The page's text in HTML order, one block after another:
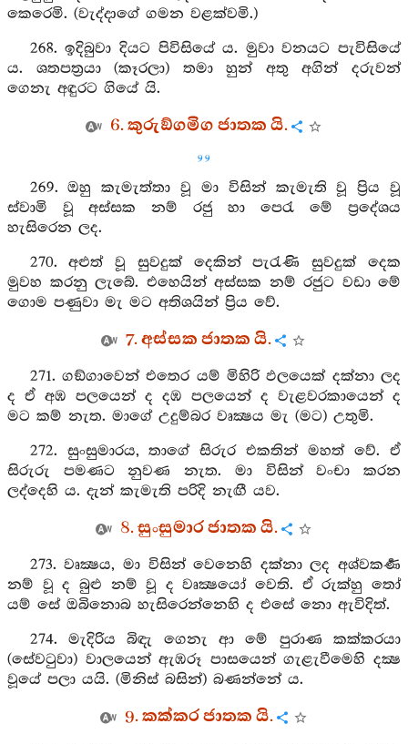
කෙරෙමි. (වැද්දාගේ ගමන වළක්වමි.)
268. ඉදිබුවා දියට පිවිසියේ ය. මුවා වනයට පැවිසියේ
ය. ශතපත්‍රයා (කෑරලා) තමා හුන් අතු අගින් දරුවන්
ගෙනැ අඳුරට ගියේ යි.
6. කුරුඞ්ගමිග ජාතක යි.
99
269. ඔහු කැමැත්තා වූ මා විසින් කැමැති වූ ප්‍රිය වූ
ස්වාමි වූ අස්සක නම් රජු හා පෙරැ මේ ප්‍රදේශය
හැසිරෙන ලද.
270. අළුත් වූ සුවදුක් දෙකින් පැරැණි සුවදුක් දෙක
මුවහ කරනු ලැබේ. එහෙයින් අස්සක නම් රජුට වඩා මේ
ගොම පණුවා මැ මට අතිශයින් ප්‍රිය වේ.
7. අස්සක ජාතක යි.
271. ගඞ්ගාවෙන් එතෙර යම් මිහිරි ඵලයෙක් දක්නා ලද
ද ඒ අඹ පලයෙන් ද දඹ පලයෙන් ද වැළවරකායෙන් ද
මට කම් නැත. මාගේ උදුම්බර වෘක්‍ෂය මැ (මට) උතුමි.
272. සුංසුමාරය, තාගේ සිරුර එකතින් මහත් වේ. ඒ
සිරුරු පමණට නුවණ නැත. මා විසින් වංචා කරන
ලද්දෙහි ය. දැන් කැමැති පරිදි නැඟී යව.
8. සුංසුමාර ජාතක යි.
273. වෘක්‍ෂය, මා විසින් වෙනෙහි දක්නා ලද අශ්වකර්‍ණ
නම් වූ ද බුළු නම් වූ ද වෘක්‍ෂයෝ වෙති. ඒ රුක්හු තෝ
යම් සේ ඔබිනොබ හැසිරෙන්නෙහි ද එසේ නො ඇවිදිත්.
274. මැදිරිය බිඳැ ගෙනැ ආ මේ පුරාණ කක්කරයා
(සේවටුවා) වාලයෙන් ඇඹරූ පාසයෙන් ගැළැවීමෙහි දක්‍ෂ
වූයේ පලා යයි. (මිනිස් බසින්) බණන්නේ ය.
9. කක්කර ජාතක යි.